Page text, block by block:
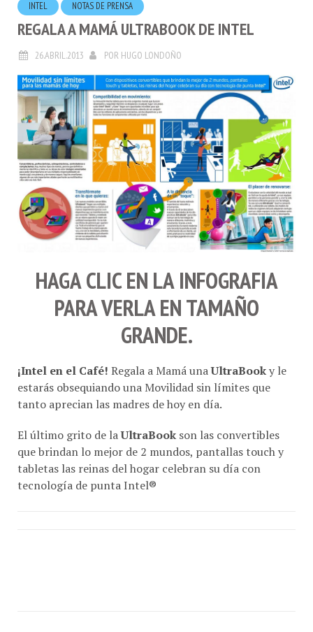
REGALA A MAMÁ ULTRABOOK DE INTEL
26.ABRIL.2013 POR HUGO LONDOÑO
PARA VERLA EN TAMAÑO
GRANDE.
estarás obsequiando una Movilidad sin límites que
tanto aprecian las madres de hoy en día.
que brindan lo mejor de 2 mundos, pantallas touch y
tabletas las reinas del hogar celebran su día con
tecnología de punta Intel®